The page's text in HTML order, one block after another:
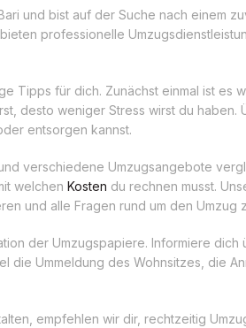
und bist auf der Suche nach einem
professionelle
Tipps für dich. Zunächst einmal ist
desto weniger Stress wirst du
entsorgen kannst.
verschiedene Umzugsangebote
welchen Kosten du rechnen musst.
und alle Fragen rund um den Umzug
der Umzugspapiere. Informiere
die Ummeldung des Wohnsitzes, die
empfehlen wir dir, rechtzeitig